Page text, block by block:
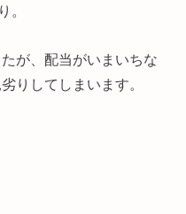
。
が、配当がいまいちな
りしてしまいます。